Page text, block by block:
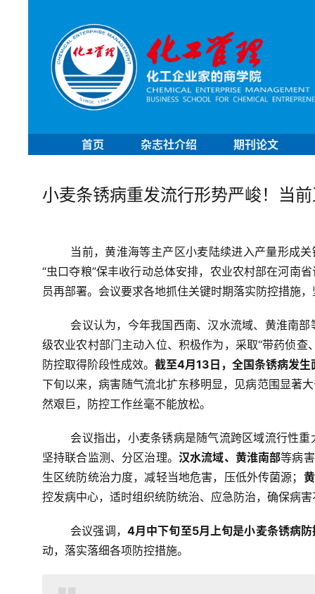
首页 杂志社介绍 期刊论文
小麦条锈病重发流行形势严峻！当
当前，黄淮海等主产区小麦陆续进入产量形成
“虫口夺粮”保丰收行动总体安排，农业农村部在河南
员再部署。会议要求各地抓住关键时期落实防控措施
会议认为，今年我国西南、汉水流域、黄淮南
级农业农村部门主动入位、积极作为，采取“带药侦
防控取得阶段性成效。 截至4月13日，全国条锈病发
下旬以来，病害随气流北扩东移明显，见病范围显著
然艰巨，防控工作丝毫不能放松。
会议指出，小麦条锈病是随气流跨区域流行性重
坚持联合监测、分区治理。 汉水流域、黄淮南部等病
生区统防统治力度，减轻当地危害，压低外传菌源；
控发病中心，适时组织统防统治、应急防治，确保病
会议强调， 4月中下旬至5月上旬是小麦条锈病
动，落实落细各项防控措施。